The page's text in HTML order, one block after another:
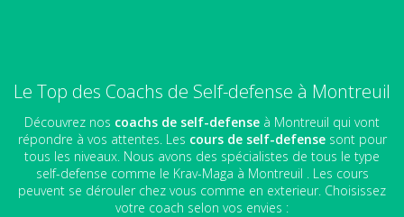
Le Top des Coachs de Self-defense à Montreuil
Découvrez nos coachs de self-defense à Montreuil qui vont
répondre à vos attentes. Les cours de self-defensesont pour
tous les niveaux. Nous avons des spécialistes de tous le type
self-defense comme le Krav-Maga à Montreuil . Les cours
peuvent se dérouler chez vous comme en exterieur. Choisissez
votre coach selon vos envies :